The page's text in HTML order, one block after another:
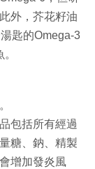
外，芥花籽油
匙的Omega-3
包括所有經過
糖、鈉、精製
增加發炎風